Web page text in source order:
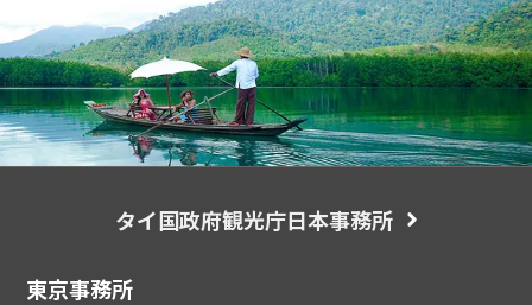
タイ国政府観光庁日本事務所
東京事務所